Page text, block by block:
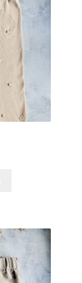
Deze
kan
gekozen